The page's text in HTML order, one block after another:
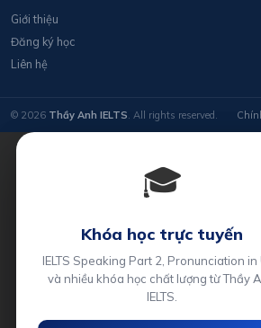
Giới thiệu
Đăng ký học
Liên hệ
© 2026 Thầy Anh IELTS. All rights reserved.
🎓
Khóa học trực tuyến
IELTS Speaking Part 2, Pronunciation in
và nhiều khóa học chất lượng từ Thầy
IELTS.